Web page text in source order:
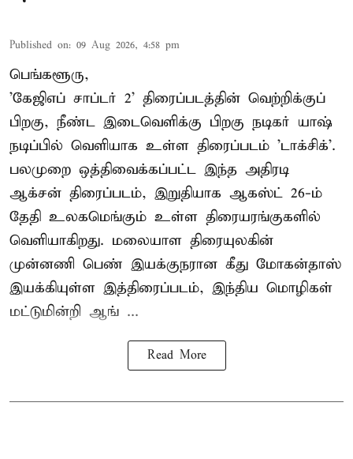
Published on: 09 Aug 2026, 4:58 pm
பெங்களூரு,
'கேஜிஎப் சாப்டர் 2' திரைப்படத்தின் வெற்றிக்குப்
பிறகு, நீண்ட இடைவெளிக்கு பிறகு நடிகர் யாஷ்
நடிப்பில் வெளியாக உள்ள திரைப்படம் 'டாக்சிக்'.
பலமுறை ஒத்திவைக்கப்பட்ட இந்த அதிரடி
ஆக்சன் திரைப்படம், இறுதியாக ஆகஸ்ட் 26-ம்
தேதி உலகமெங்கும் உள்ள திரையரங்குகளில்
வெளியாகிறது. மலையாள திரையுலகின்
முன்னணி பெண் இயக்குநரான கீது மோகன்தாஸ்
இயக்கியுள்ள இத்திரைப்படம், இந்திய மொழிகள்
மட்டுமின்றி ஆங் ...
Read More